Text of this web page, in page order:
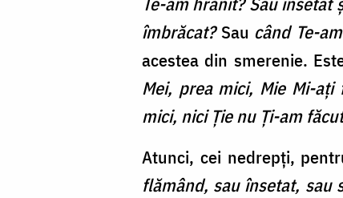
îmbrăcat?Sau când Te-
acestea din smerenie.
Mei, prea mici, Mie Mi-aţi
mici, nici Ție nu Ți-am
Atunci, cei nedrepți,
flămând, sau însetat, sau